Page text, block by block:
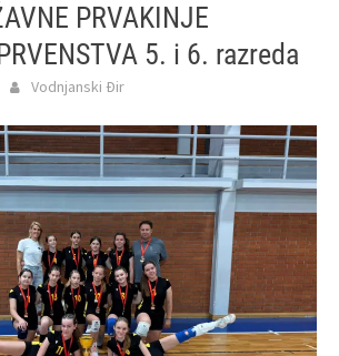
PRVAKINJE
5. i 6. razreda
Vodnjanski Đir